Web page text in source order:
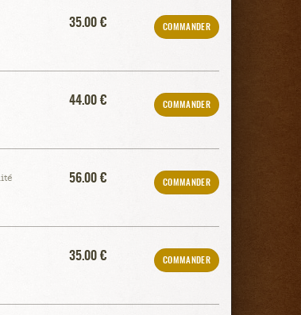
35.00 € COMMANDER
44.00 € COMMANDER
56.00 € COMMANDER
35.00 € COMMANDER